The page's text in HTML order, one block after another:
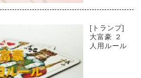
[トランプ]
大富豪 ２
人用ルール